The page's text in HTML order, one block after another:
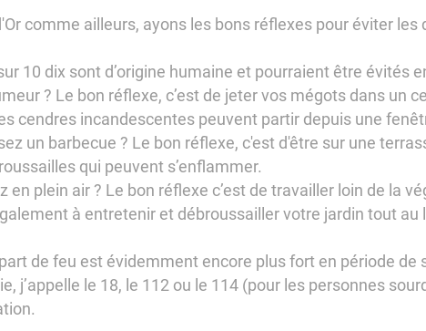
comme ailleurs, ayons les bons réflexes pour éviter les
10 dix sont d’origine humaine et pourraient être évités
? Le bon réflexe, c’est de jeter vos mégots dans un
cendres incandescentes peuvent partir depuis une
un barbecue ? Le bon réflexe, c'est d'être sur une
qui peuvent s’enflammer.
en plein air ? Le bon réflexe c’est de travailler loin de la
à entretenir et débroussailler votre jardin tout au
de feu est évidemment encore plus fort en période de
j’appelle le 18, le 112 ou le 114 (pour les personnes